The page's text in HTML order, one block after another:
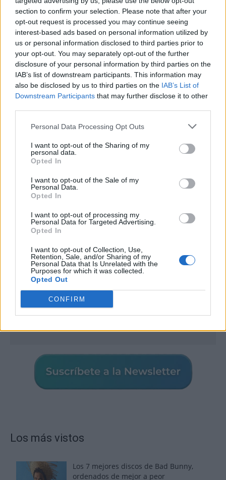
section to confirm your selection. Please note that after your
opt-out request is processed you may continue seeing
interest-based ads based on personal information utilized by
us or personal information disclosed to third parties prior to
your opt-out. You may separately opt-out of the further
disclosure of your personal information by third parties on the
IAB’s list of downstream participants. This information may
also be disclosed by us to third parties on the IAB’s List of
Downstream Participants that may further disclose it to other
Personal Data Processing Opt Outs
I want to opt-out of the Sharing of my
personal data.
Opted In
I want to opt-out of the Sale of my
Personal Data.
Opted In
I want to opt-out of processing my
Personal Data for Targeted Advertising.
Opted In
I want to opt-out of Collection, Use,
Retention, Sale, and/or Sharing of my
Personal Data that Is Unrelated with the
Purposes for which it was collected.
Opted Out
CONFIRM
Los más vistos
Los 7 mejores discos de Bad Bunny,
ordenados de mejor a peor